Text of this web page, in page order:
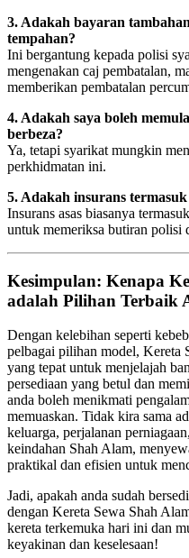
3. Adakah bayaran
tempahan?
Ini bergantung kepada polisi
mengenakan caj pembatalan,
memberikan pembatalan
4. Adakah saya boleh
berbeza?
Ya, tetapi syarikat mungkin
perkhidmatan ini.
5. Adakah insurans
Insurans asas biasanya
untuk memeriksa butiran polisi
Kesimpulan: Kenapa
adalah Pilihan Terbaik
Dengan kelebihan seperti
pelbagai pilihan model, Kereta
yang tepat untuk menjelajah
persediaan yang betul dan
anda boleh menikmati
memuaskan. Tidak kira sama
keluarga, perjalanan
keindahan Shah Alam,
praktikal dan efisien untuk
Jadi, apakah anda sudah
dengan Kereta Sewa Shah
kereta terkemuka hari ini dan
keyakinan dan keselesaan!